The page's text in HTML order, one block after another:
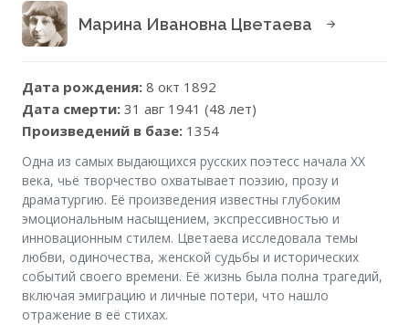
Марина Ивановна Цветаева
Дата рождения: 8 окт 1892
Дата смерти: 31 авг 1941 (48 лет)
Произведений в базе: 1354
Одна из самых выдающихся русских поэтесс начала XX
века, чьё творчество охватывает поэзию, прозу и
драматургию. Её произведения известны глубоким
эмоциональным насыщением, экспрессивностью и
инновационным стилем. Цветаева исследовала темы
любви, одиночества, женской судьбы и исторических
событий своего времени. Её жизнь была полна трагедий,
включая эмиграцию и личные потери, что нашло
отражение в её стихах.